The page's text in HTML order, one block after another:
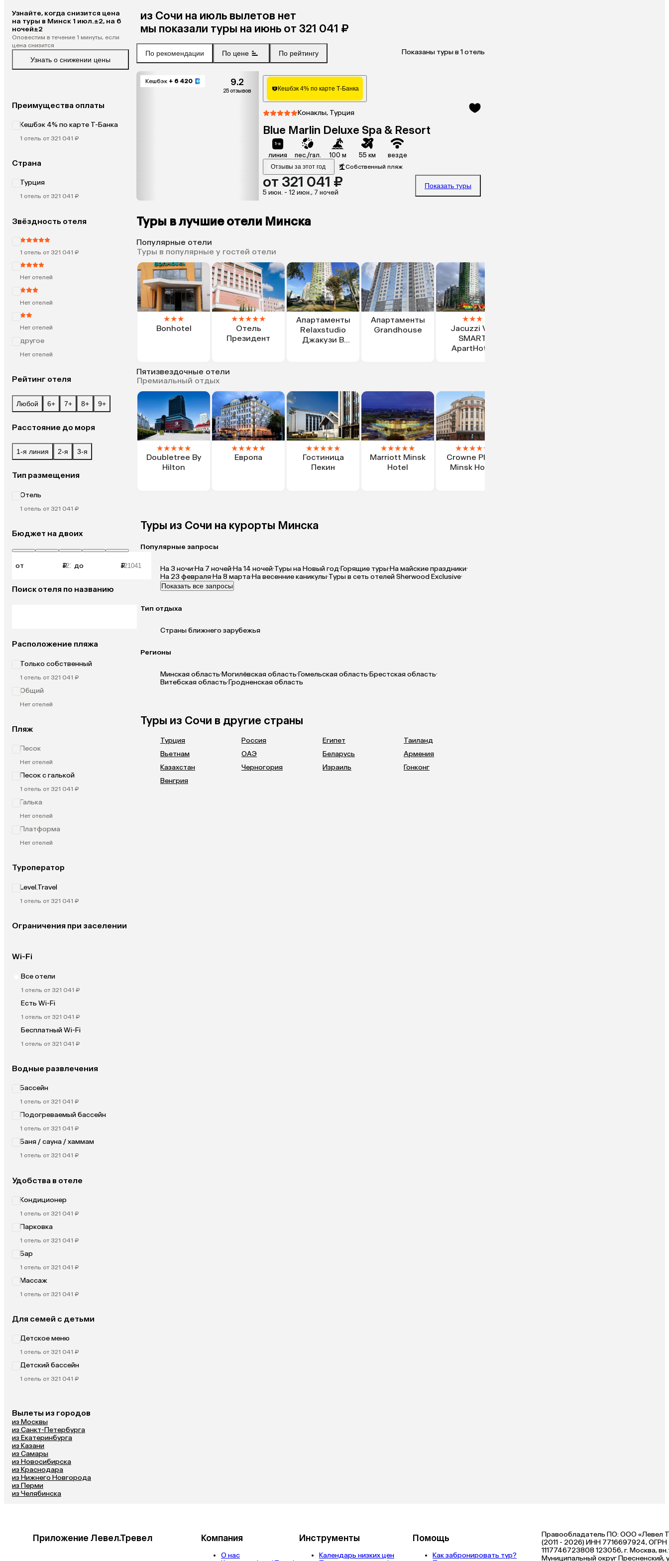
Узнайте, когда снизится цена
на туры в Минск 1 июл.±2, на 6
ночей±2
Оповестим в течение 1 минуты, если
цена снизится
Узнать о снижении цены
Преимущества оплаты
Кешбэк 4% по карте Т-Банка
1 отель от 321 041 ₽
Страна
Турция
1 отель от 321 041 ₽
Звёздность отеля
1 отель от 321 041 ₽
Нет отелей
Нет отелей
Нет отелей
другое
Нет отелей
Рейтинг отеля
Любой 6+ 7+ 8+ 9+
Расстояние до моря
1-я линия 2-я 3-я
Тип размещения
Отель
1 отель от 321 041 ₽
Бюджет на двоих
от ₽ до ₽
Поиск отеля по названию
Расположение пляжа
Только собственный
1 отель от 321 041 ₽
Общий
Нет отелей
Пляж
Песок
Нет отелей
Песок с галькой
1 отель от 321 041 ₽
Галька
Нет отелей
Платформа
Нет отелей
Туроператор
Level.Travel
1 отель от 321 041 ₽
Ограничения при заселении
Wi-Fi
Все отели
1 отель от 321 041 ₽
Есть Wi-Fi
1 отель от 321 041 ₽
Бесплатный Wi-Fi
1 отель от 321 041 ₽
Водные развлечения
Бассейн
1 отель от 321 041 ₽
Подогреваемый бассейн
1 отель от 321 041 ₽
Баня / сауна / хаммам
1 отель от 321 041 ₽
Удобства в отеле
Кондиционер
1 отель от 321 041 ₽
Парковка
1 отель от 321 041 ₽
Бар
1 отель от 321 041 ₽
Массаж
1 отель от 321 041 ₽
Для семей с детьми
Детское меню
1 отель от 321 041 ₽
Детский бассейн
1 отель от 321 041 ₽
Вылеты из городов
из Москвы
из Санкт-Петербурга
из Екатеринбурга
из Казани
из Самары
из Новосибирска
из Краснодара
из Нижнего Новгорода
из Перми
из Челябинска
из Сочи на июль вылетов нет
мы показали туры на июнь от 321 041 ₽
По рекомендации По цене По рейтингу Показаны туры в 1 отель
Кешбэк + 6 420 9.2
25 отзывов Кешбэк 4% по карте Т-Банка
Конаклы, Турция
Blue Marlin Deluxe Spa & Resort
линия пес./гал. 100 м 55 км везде
Отзывы за этот год Собственный пляж
от 321 041 ₽
5 июн. - 12 июн., 7 ночей
Показать туры
Туры в лучшие отели Минска
Популярные отели
Туры в популярные у гостей отели
★★★
Bonhotel
★★★★★
Отель
Президент
Апартаменты
Relaxstudio
Джакузи В
Апартаменты
Grandhouse
★★★
Jacuzzi VIP
SMART
ApartHotel
Пятизвездочные отели
Премиальный отдых
★★★★★
Doubletree By
Hilton
★★★★★
Европа
★★★★★
Гостиница
Пекин
★★★★★
Marriott Minsk
Hotel
★★★★★
Crowne Plaza
Minsk Hotel
Туры из Сочи на курорты Минска
Популярные запросы
На 3 ночи·На 7 ночей·На 14 ночей·Туры на Новый год·Горящие туры·На майские праздники·
На 23 февраля·На 8 марта·На весенние каникулы·Туры в сеть отелей Sherwood Exclusive·
Показать все запросы
Тип отдыха
Страны ближнего зарубежья
Регионы
Минская область·Могилёвская область·Гомельская область·Брестская область·
Витебская область·Гродненская область
Туры из Сочи в другие страны
Турция Россия Египет
Таиланд
Вьетнам
ОАЭ Беларусь
Армения
Казахстан
Черногория Израиль
Гонконг
Венгрия
Приложение Левел.Тревел Компания
О нас
Инструменты
Календарь низких цен
Помощь
Как забронировать тур?
Правообладатель ПО: ООО «Левел
(2011 - 2026) ИНН 7716697924, ОГРН
1117746723808 123056, г. Москва,
Муниципальный округ Пресненский,